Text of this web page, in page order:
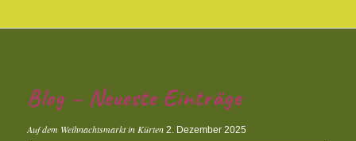
Blog – Neueste Einträge
Auf dem Weihnachtsmarkt in Kürten 2. Dezember 2025